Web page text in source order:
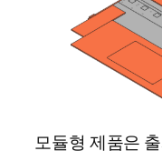
모듈형 제품은